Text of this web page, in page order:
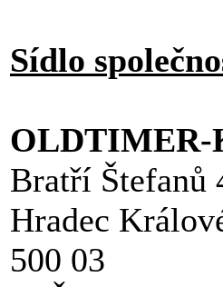
Sídlo
OLDTIMER-
Bratří Štefanů
Hradec
500 03